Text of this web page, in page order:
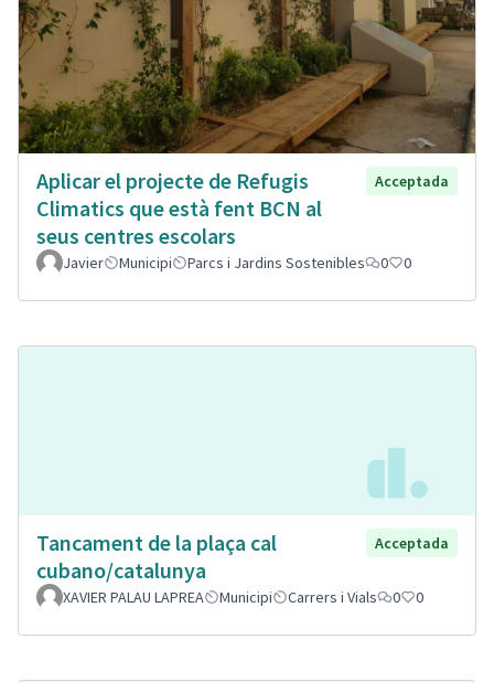
Aplicar el projecte de Refugis
Climatics que està fent BCN al
seus centres escolars
Acceptada
Javier Municipi Parcs i Jardins Sostenibles 0 0
Tancament de la plaça cal
cubano/catalunya
Acceptada
XAVIER PALAU LAPREA Municipi Carrers i Vials 0 0